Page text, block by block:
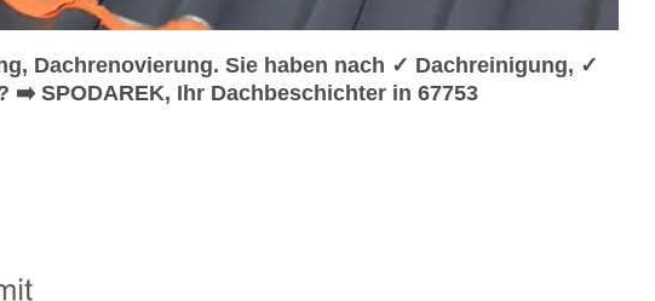
Dachrenovierung. Sie haben nach ✓ Dachreinigung, ✓
SPODAREK, Ihr Dachbeschichter in 67753